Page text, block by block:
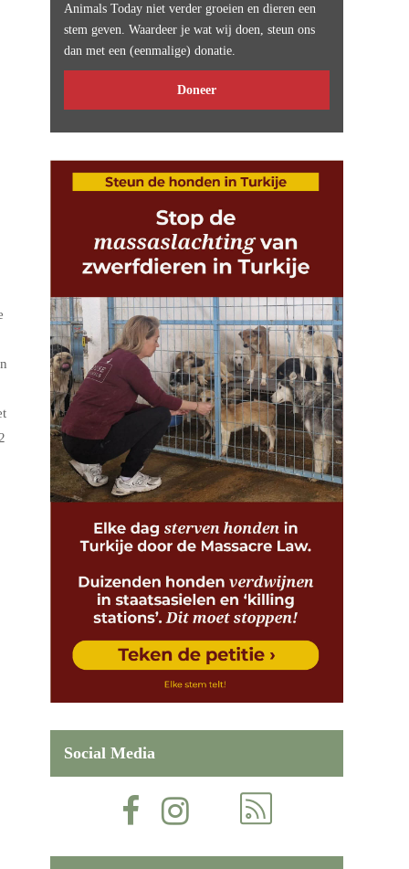
Animals Today niet verder groeien en dieren een
stem geven. Waardeer je wat wij doen, steun ons
dan met een (eenmalige) donatie.
Doneer
Social Media